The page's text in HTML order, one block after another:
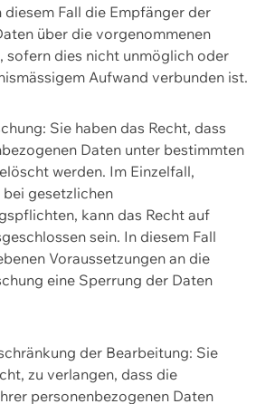
diesem Fall die Empfänger der
über die vorgenommenen
sofern dies nicht unmöglich oder
Aufwand verbunden ist.
Sie haben das Recht, dass
Daten unter bestimmten
werden. Im Einzelfall,
gesetzlichen
kann das Recht auf
sein. In diesem Fall
Voraussetzungen an die
eine Sperrung der Daten
der Bearbeitung: Sie
zu verlangen, dass die
personenbezogenen Daten